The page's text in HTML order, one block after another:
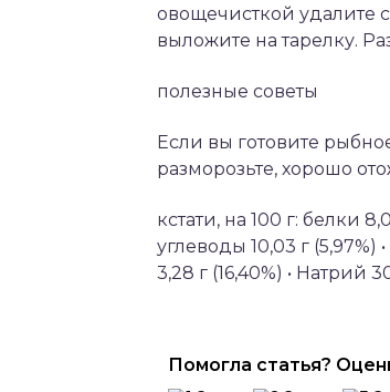
овощечисткой удалите
выложите на тарелку.
полезные советы
Если вы готовите
разморозьте, хорошо
кстати, на 100 г: белки
углеводы 10,03 г (5,97%)
3,28 г (16,40%) • Натрий
Помогла статья?